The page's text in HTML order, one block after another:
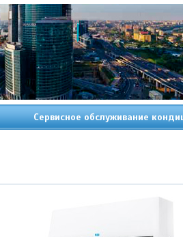
Сервисное обслуживание